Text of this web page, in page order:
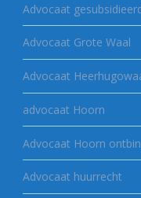
Advocaat
Advocaat Grote Waal
Advocaat
advocaat Hoorn
Advocaat Hoorn
Advocaat huurrecht